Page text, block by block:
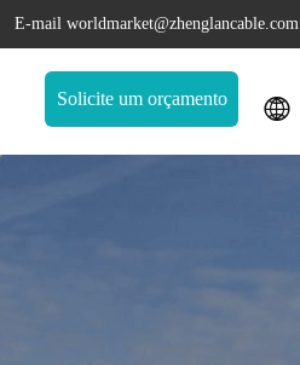
E-mail worldmarket@zhenglancable.com
Solicite um orçamento 